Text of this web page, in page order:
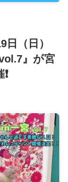
日（日）
』が宮